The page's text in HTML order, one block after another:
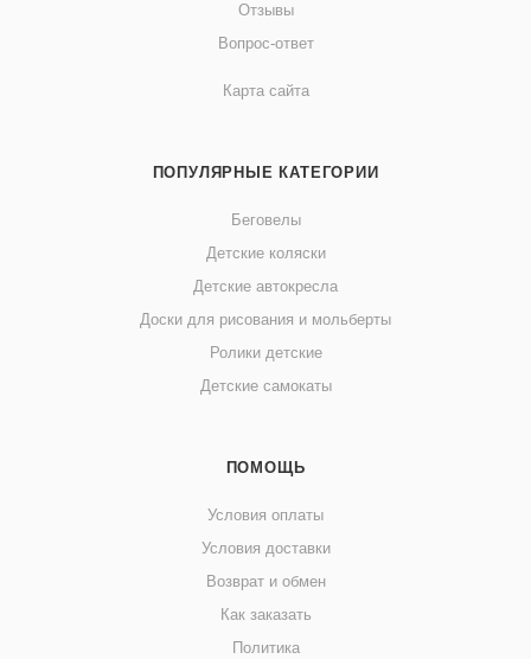
Отзывы
Вопрос-ответ
Карта сайта
ПОПУЛЯРНЫЕ КАТЕГОРИИ
Беговелы
Детские коляски
Детские автокресла
Доски для рисования и мольберты
Ролики детские
Детские самокаты
ПОМОЩЬ
Условия оплаты
Условия доставки
Возврат и обмен
Как заказать
Политика